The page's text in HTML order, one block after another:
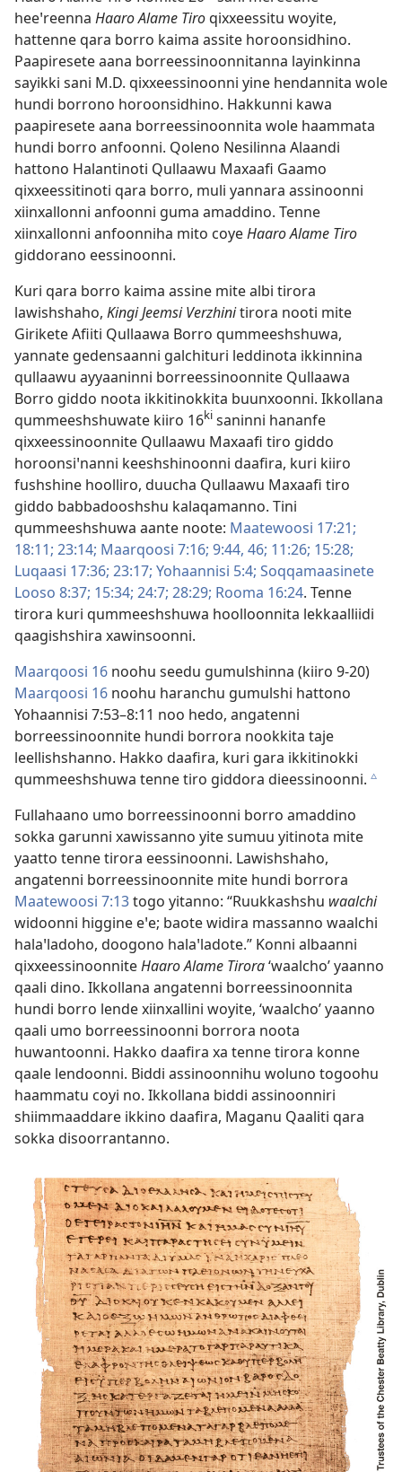
heeꞌreenna Haaro Alame Tiroqixxeessitu woyite,
hattenne qara borro kaima assite horoonsidhino.
Paapiresete aana borreessinoonnitanna layinkinna
sayikki sani M.D. qixxeessinoonni yine hendannita wole
hundi borrono horoonsidhino. Hakkunni kawa
paapiresete aana borreessinoonnita wole haammata
hundi borro anfoonni. Qoleno Nesilinna Alaandi
hattono Halantinoti Qullaawu Maxaafi Gaamo
qixxeessitinoti qara borro, muli yannara assinoonni
xiinxallonni anfoonni guma amaddino. Tenne
xiinxallonni anfoonniha mito coyeHaaro Alame Tiro
giddorano eessinoonni.
Kuri qara borro kaima assine mite albi tirora
lawishshaho, Kingi Jeemsi Verzhinitirora nooti mite
Girikete Afiiti Qullaawa Borro qummeeshshuwa,
yannate gedensaanni galchituri leddinota ikkinnina
qullaawu ayyaaninni borreessinoonnite Qullaawa
Borro giddo noota ikkitinokkita buunxoonni. Ikkollana
qummeeshshuwate kiiro 16ki saninni hananfe
qixxeessinoonnite Qullaawu Maxaafi tiro giddo
horoonsiꞌnanni keeshshinoonni daafira, kuri kiiro
fushshine hoolliro, duucha Qullaawu Maxaafi tiro
giddo babbadooshshu kalaqamanno. Tini
qummeeshshuwa aante noote: Maatewoosi 17:21;
18:11; 23:14; Maarqoosi 7:16; 9:44, 46; 11:26; 15:28;
Luqaasi 17:36; 23:17; Yohaannisi 5:4; Soqqamaasinete
Looso 8:37; 15:34; 24:7; 28:29; Rooma 16:24. Tenne
tirora kuri qummeeshshuwa hoolloonnita lekkaalliidi
qaagishshira xawinsoonni.
Maarqoosi 16 noohu seedu gumulshinna (kiiro 9-20)
Maarqoosi 16 noohu haranchu gumulshi hattono
Yohaannisi 7:53–8:11 noo hedo, angatenni
borreessinoonnite hundi borrora nookkita taje
leellishshanno. Hakko daafira, kuri gara ikkitinokki
qummeeshshuwa tenne tiro giddora dieessinoonni. c
Fullahaano umo borreessinoonni borro amaddino
sokka garunni xawissanno yite sumuu yitinota mite
yaatto tenne tirora eessinoonni. Lawishshaho,
angatenni borreessinoonnite mite hundi borrora
Maatewoosi 7:13togo yitanno: “Ruukkashshu waalchi
widoonni higgine eꞌe; baote widira massanno waalchi
halaꞌladoho, doogono halaꞌladote.” Konni albaanni
qixxeessinoonniteHaaro Alame Tirora‘waalcho’ yaanno
qaali dino. Ikkollana angatenni borreessinoonnita
hundi borro lende xiinxallini woyite, ‘waalcho’ yaanno
qaali umo borreessinoonni borrora noota
huwantoonni. Hakko daafira xa tenne tirora konne
qaale lendoonni. Biddi assinoonnihu woluno togoohu
haammatu coyi no. Ikkollana biddi assinoonniri
shiimmaaddare ikkino daafira, Maganu Qaaliti qara
sokka disoorrantanno.